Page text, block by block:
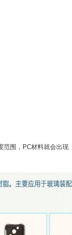
范围，PC材料就会出现